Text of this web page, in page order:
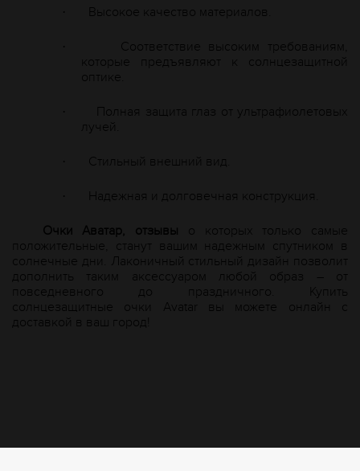
· Высокое качество материалов.
·
Соответствие высоким требованиям,
которые предъявляют к солнцезащитной
оптике.
·
Полная защита глаз от ультрафиолетовых
лучей.
· Стильный внешний вид.
· Надежная и долговечная конструкция.
Очки Аватар, отзывы о которых только самые
положительные, станут вашим надежным спутником в
солнечные дни. Лаконичный стильный дизайн позволит
дополнить таким аксессуаром любой образ – от
повседневного до праздничного. Купить
солнцезащитные очки
A vatar вы можете онлайн с
доставкой в ваш город!